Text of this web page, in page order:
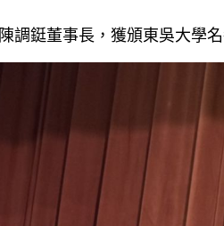
調鋌董事長，獲頒東吳大學